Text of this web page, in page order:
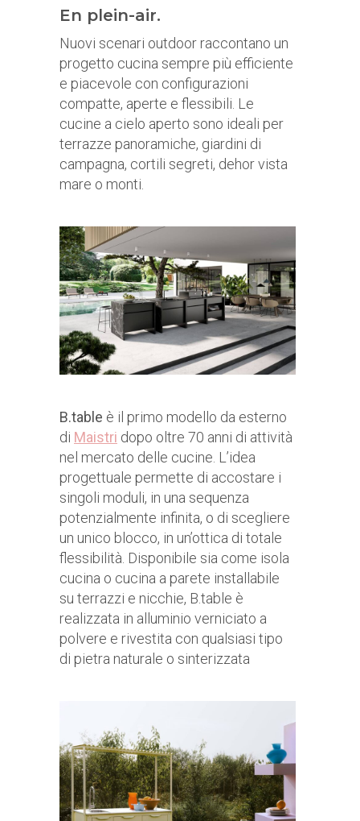
En plein-air.
Nuovi scenari outdoor raccontano un
progetto cucina sempre più efficiente
e piacevole con configurazioni
compatte, aperte e flessibili. Le
cucine a cielo aperto sono ideali per
terrazze panoramiche, giardini di
campagna, cortili segreti, dehor vista
mare o monti.
B.table è il primo modello da esterno
di Maistri dopo oltre 70 anni di attività
nel mercato delle cucine. L’idea
progettuale permette di accostare i
singoli moduli, in una sequenza
potenzialmente infinita, o di scegliere
un unico blocco, in un’ottica di totale
flessibilità. Disponibile sia come isola
cucina o cucina a parete installabile
su terrazzi e nicchie, B.table è
realizzata in alluminio verniciato a
polvere e rivestita con qualsiasi tipo
di pietra naturale o sinterizzata